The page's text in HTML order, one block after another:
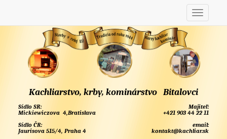
Kachliarstvo, krby, kominárstvo Bitalovci
Sídlo SR:
Mickiewiczova 4,Bratislava
Sídlo ČR:
Jaurisova 515/4, Praha 4
Majiteľ:
+421 903 44 22 11
email:
kontakt@kachliar.sk